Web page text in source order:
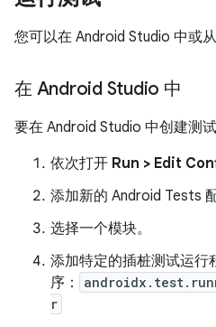
您可以在 Android Studio 中或
在 Android Studio 中
要在 Android Studio 中创建测
依次打开 Run > Edit
添加新的 Android Tests 配
选择一个模块。
添加特定的插桩测试运行
序：
r